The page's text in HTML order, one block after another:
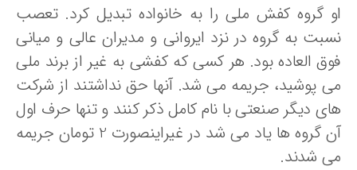
گروه کفش ملی را به خانواده تبدیل کرد. تعصب
به گروه در نزد ایروانی و مدیران عالی و میانی
العاده بود. هر کسی که کفشی به غیر از برند ملی
پوشید، جریمه می شد. آنها حق نداشتند از شرکت
دیگر صنعتی با نام کامل ذکر کنند و تنها حرف اول
آن گروه ها یاد می شد در غیراینصورت 2 تومان جریمه
شدند.